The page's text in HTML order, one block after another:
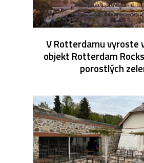
V Rotterdamu vyroste
objekt Rotterdam
porostlých